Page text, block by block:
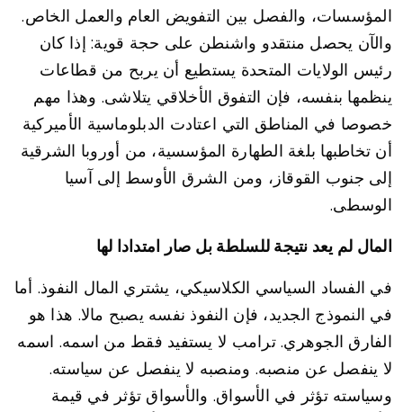
المؤسسات، والفصل بين التفويض العام والعمل الخاص.
والآن يحصل منتقدو واشنطن على حجة قوية: إذا كان
رئيس الولايات المتحدة يستطيع أن يربح من قطاعات
ينظمها بنفسه، فإن التفوق الأخلاقي يتلاشى. وهذا مهم
خصوصا في المناطق التي اعتادت الدبلوماسية الأميركية
أن تخاطبها بلغة الطهارة المؤسسية، من أوروبا الشرقية
إلى جنوب القوقاز، ومن الشرق الأوسط إلى آسيا
الوسطى.
المال لم يعد نتيجة للسلطة بل صار امتدادا لها
في الفساد السياسي الكلاسيكي، يشتري المال النفوذ. أما
في النموذج الجديد، فإن النفوذ نفسه يصبح مالا. هذا هو
الفارق الجوهري. ترامب لا يستفيد فقط من اسمه. اسمه
لا ينفصل عن منصبه. ومنصبه لا ينفصل عن سياسته.
وسياسته تؤثر في الأسواق. والأسواق تؤثر في قيمة